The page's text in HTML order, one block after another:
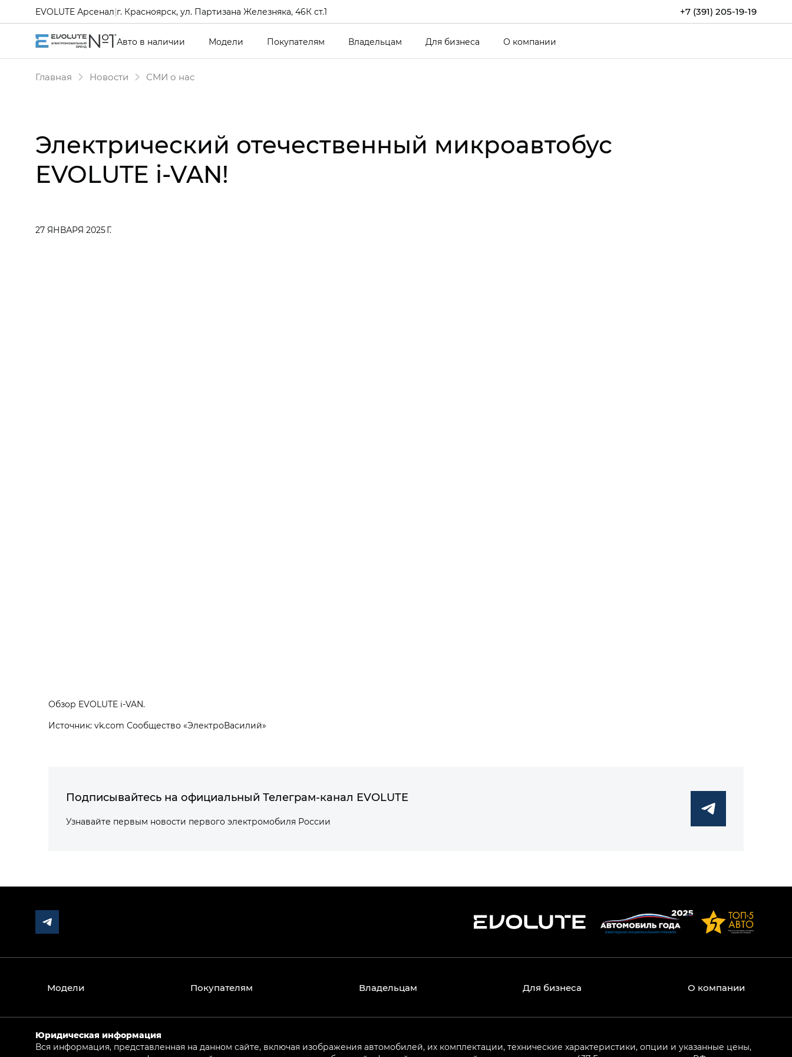
+7 (391) 205-19-19
EVOLUTE Арсенал|г. Красноярск, ул. Партизана Железняка, 46К ст.1
Авто в наличии Модели Покупателям Владельцам Для бизнеса О компании
Главная Новости СМИ о нас
Электрический отечественный микроавтобус
EVOLUTE i‑VAN!
27 ЯНВАРЯ 2025 Г.
Обзор EVOLUTE i‑VAN.
Источник: vk.com Сообщество «ЭлектроВасилий»
Подписывайтесь на официальный Телеграм-канал EVOLUTE
Узнавайте первым новости первого электромобиля России
Модели Покупателям Владельцам Для бизнеса О компании
Юридическая информация
Вся информация, представленная на данном сайте, включая изображения автомобилей, их комплектации, технические характеристики, опции и указанные цены,